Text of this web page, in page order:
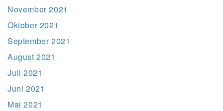
November 2021
Oktober 2021
September 2021
August 2021
Juli 2021
Juni 2021
Mai 2021